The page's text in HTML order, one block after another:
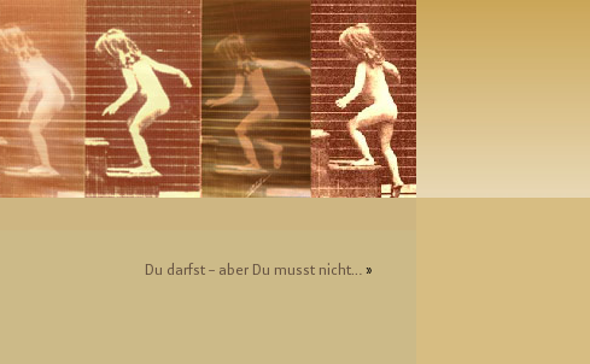
Du darfst – aber Du musst nicht… »